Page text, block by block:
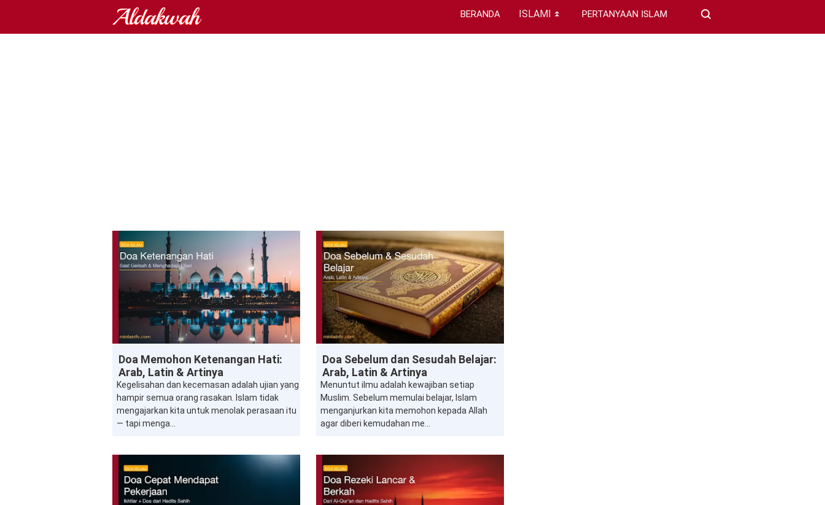
Aldakwah BERANDA ISLAMI ⏬ PERTANYAAN ISLAM
Doa Memohon Ketenangan Hati:
Arab, Latin & Artinya
Kegelisahan dan kecemasan adalah ujian yang
hampir semua orang rasakan. Islam tidak
mengajarkan kita untuk menolak perasaan itu
— tapi menga...
Doa Sebelum dan Sesudah Belajar:
Arab, Latin & Artinya
Menuntut ilmu adalah kewajiban setiap
Muslim. Sebelum memulai belajar, Islam
menganjurkan kita memohon kepada Allah
agar diberi kemudahan me...